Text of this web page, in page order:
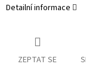
Detailní informace
ZEPTAT SE